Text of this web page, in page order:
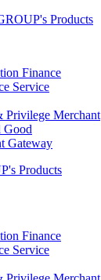
Finance
Service
Privilege Merchant
Good
Gateway
Finance
Service